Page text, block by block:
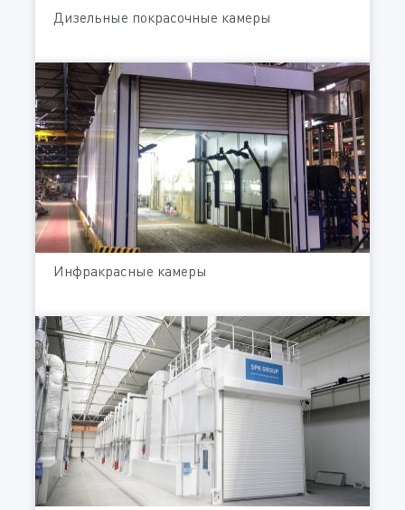
Дизельные покрасочные камеры
Инфракрасные камеры